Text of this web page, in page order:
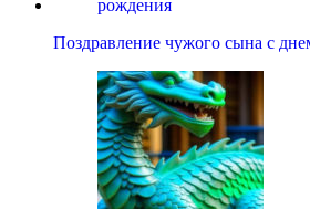
Поздравление чужого сына с